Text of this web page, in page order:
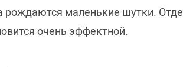
рождаются маленькие шутки.
очень эффектной.